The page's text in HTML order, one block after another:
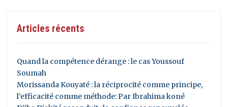
Articles récents
Quand la compétence dérange : le cas Youssouf
Soumah
Morissanda Kouyaté : la réciprocité comme principe,
l’efficacité comme méthode: Par Ibrahima koné